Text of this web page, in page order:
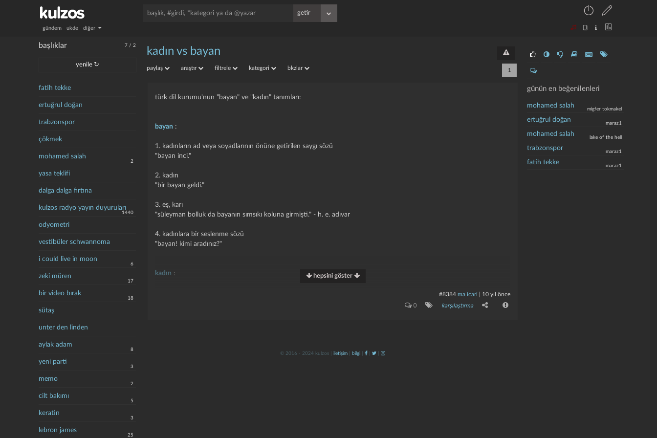
gündem ukde diğer
7 /2
başlıklar
yenile ↻
fatih tekke
ertuğrul doğan
trabzonspor
çökmek
mohamed salah
2
yasa teklifi
dalga dalga fırtına
kulzos radyo yayın duyuruları
1440
odyometri
vestibüler schwannoma
i could live in moon
6
zeki müren
17
bir video bırak
18
sütaş
unter den linden
aylak adam
8
yeni parti
3
memo
2
cilt bakımı
5
keratin
3
lebron james
25
günün en beğenilenleri
mohamed salah migfer tokmakel
ertuğrul doğan maraz1
mohamed salah lake of the hell
trabzonspor maraz1
fatih tekke maraz1
kadın vs bayan
paylaş araştır filtrele kategori bkzlar 1
türk dil kurumu'nun "bayan" ve "kadın" tanımları:
bayan :
1. kadınların ad veya soyadlarının önüne getirilen saygı sözü
"bayan inci."
2. kadın
"bir bayan geldi."
3. eş, karı
"süleyman bolluk da bayanın sımsıkı koluna girmişti." - h. e. adıvar
4. kadınlara bir seslenme sözü
"bayan! kimi aradınız?"
kadın :
"yanlarında, kendileriyle ahbaplık edecek dostlar, hizmetlerine koşacak kadınlar veya erkekler görmek isterler." - a. ş.
hepsini göster
#8384 ma icari 10 yıl önce
0 karşılaştırma
© 2016 - 2024 kulzos | iletişim bilgi